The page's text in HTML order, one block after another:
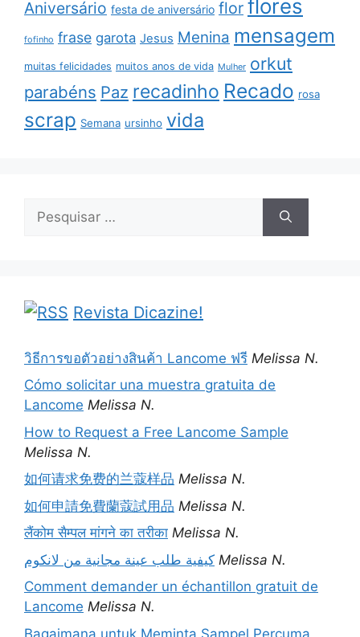
Aniversário festa de aniversário flor flores
fofinho frase garota Jesus Menina mensagem
muitas felicidades muitos anos de vida Mulher orkut
parabéns Paz recadinho Recado rosa
scrap Semana ursinho vida
por:
Revista Dicazine!
วิธีการขอตัวอย่างสินค้า Lancome ฟรี Melissa N.
Cómo solicitar una muestra gratuita de
Lancome Melissa N.
How to Request a Free Lancome Sample
Melissa N.
如何请求免费的兰蔻样品 Melissa N.
如何申請免費蘭蔻試用品 Melissa N.
लैंकोम सैम्पल मांगने का तरीका Melissa N.
كيفية طلب عينة مجانية من لانكوم Melissa N.
Comment demander un échantillon gratuit de
Lancome Melissa N.
Bagaimana untuk Meminta Sampel Percuma